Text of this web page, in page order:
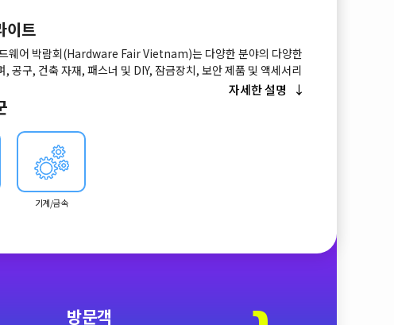
이트
웨어 박람회(Hardware Fair Vietnam)는 다양한 분야의 다양한
, 공구, 건축 자재, 패스너 및 DIY, 잠금장치, 보안 제품 및 액세서리
드와 인기 제품을 전시하여 베트남 시장에 새로운 활력을 불어넣
자세한 설명
기계/금속
방문객